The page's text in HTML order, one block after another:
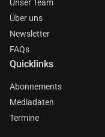
Unser Team
Über uns
Newsletter
FAQs
Quicklinks
Abonnements
Mediadaten
Termine